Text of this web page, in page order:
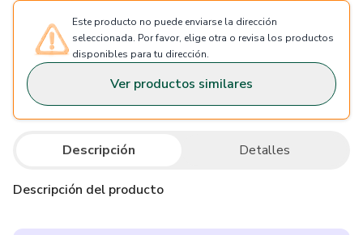
Este producto no puede enviarse la dirección
seleccionada. Por favor, elige otra o revisa los productos
disponibles para tu dirección.
Ver productos similares
Descripción Detalles
Descripción del producto